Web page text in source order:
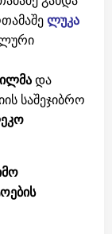
ლუკა
და
საშეჯიბრო